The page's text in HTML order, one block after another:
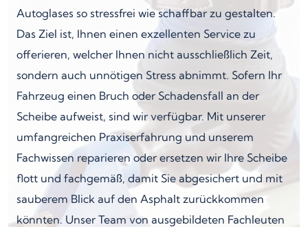
Autoglases so stressfrei wie schaffbar zu gestalten.
Das Ziel ist, Ihnen einen exzellenten Service zu
offerieren, welcher Ihnen nicht ausschließlich Zeit,
sondern auch unnötigen Stress abnimmt. Sofern Ihr
Fahrzeug einen Bruch oder Schadensfall an der
Scheibe aufweist, sind wir verfügbar. Mit unserer
umfangreichen Praxiserfahrung und unserem
Fachwissen reparieren oder ersetzen wir Ihre Scheibe
flott und fachgemäß, damit Sie abgesichert und mit
sauberem Blick auf den Asphalt zurückkommen
könnten. Unser Team von ausgebildeten Fachleuten